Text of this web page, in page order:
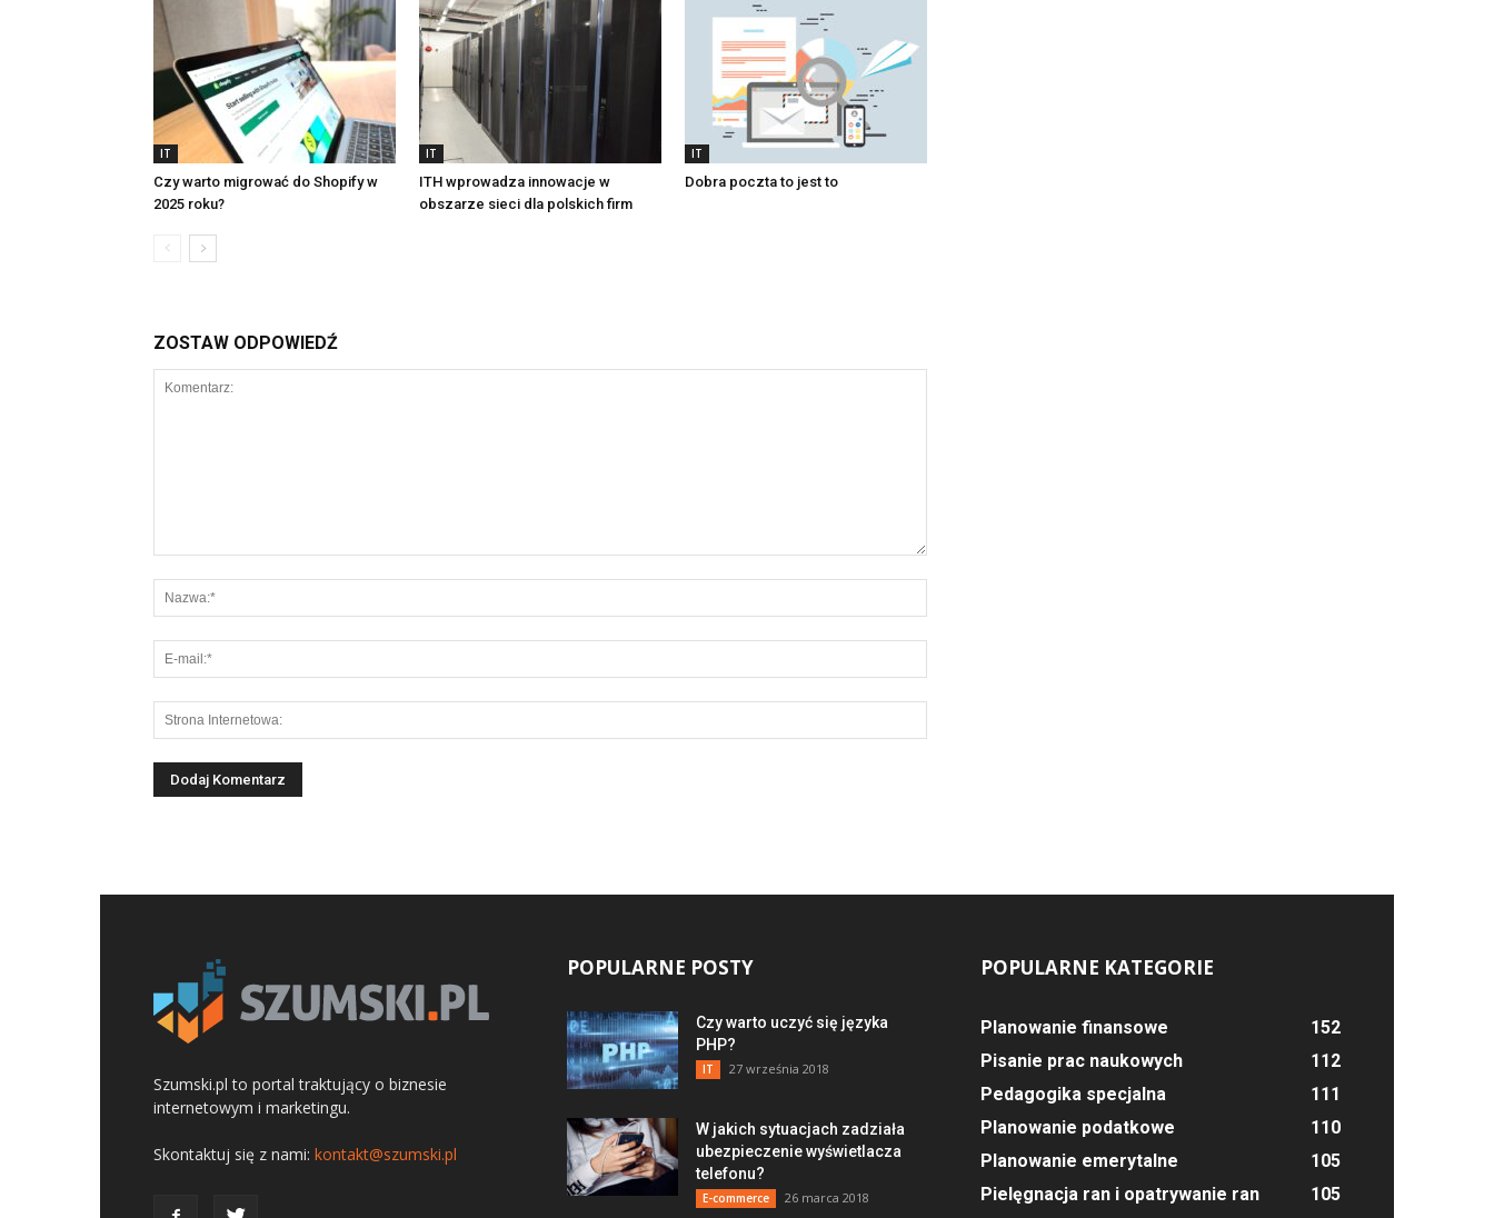
IT
Czy warto migrować do Shopify w
2025 roku?
IT
ITH wprowadza innowacje w
obszarze sieci dla polskich firm
IT
Dobra poczta to jest to
ZOSTAW ODPOWIEDŹ
Szumski.pl to portal traktujący o biznesie
internetowym i marketingu.
Skontaktuj się z nami: kontakt@szumski.pl
POPULARNE POSTY
Czy warto uczyć się języka
PHP?
IT 27 września 2018
W jakich sytuacjach zadziała
ubezpieczenie wyświetlacza
telefonu?
E-commerce 26 marca 2018
POPULARNE KATEGORIE
Planowanie finansowe
152
Pisanie prac naukowych
112
Pedagogika specjalna
111
Planowanie podatkowe
110
Planowanie emerytalne
105
Pielęgnacja ran i opatrywanie ran
105